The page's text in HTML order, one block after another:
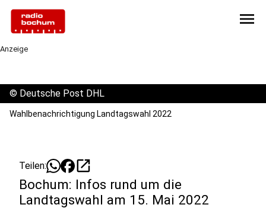
menu
Anzeige
© Deutsche Post DHL
Wahlbenachrichtigung Landtagswahl 2022
Teilen: open_in_new
Bochum: Infos rund um die
Landtagswahl am 15. Mai 2022